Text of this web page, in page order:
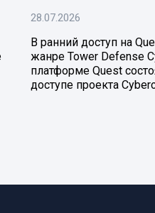
28.07.2026
В ранний доступ на
жанре Tower Defense
платформе Quest
доступе проекта